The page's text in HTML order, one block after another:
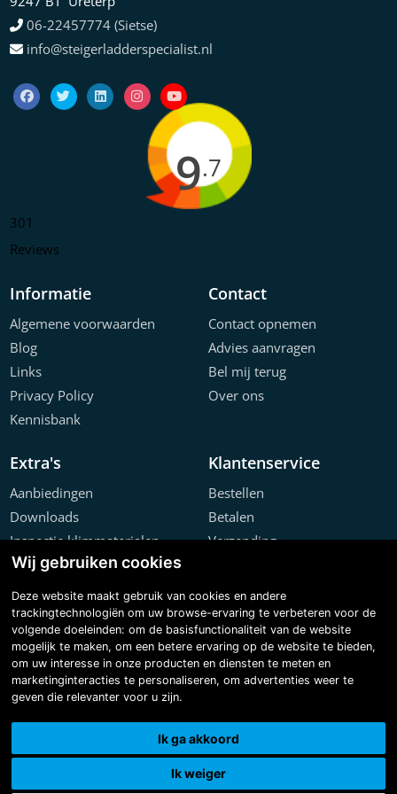
06-22457774 (Sietse)
info@steigerladderspecialist.nl
9.7
301
Reviews
Informatie
Algemene voorwaarden
Blog
Links
Privacy Policy
Kennisbank
Contact
Contact opnemen
Advies aanvragen
Bel mij terug
Over ons
Extra's
Aanbiedingen
Downloads
Inspectie klimmaterialen
Offerte configurator
Projecten
Klantenservice
Bestellen
Betalen
Verzending
Klachten
| Powered byBO Creator DXP®
Wij gebruiken cookies
Deze website maakt gebruik van cookies en andere
trackingtechnologiën om uw browse-ervaring te verbeteren voor de
volgende doeleinden: om de basisfunctionaliteit van de website
mogelijk te maken, om een betere ervaring op de website te bieden,
om uw interesse in onze producten en diensten te meten en
marketinginteracties te personaliseren, om advertenties weer te
geven die relevanter voor u zijn.
Ik ga akkoord
Ik weiger